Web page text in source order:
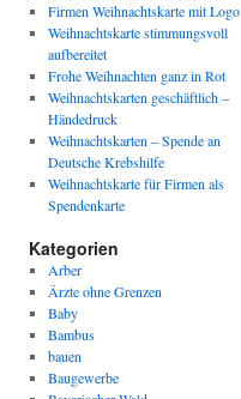
Firmen Weihnachtskarte mit Logo
Weihnachtskarte stimmungsvoll
aufbereitet
Frohe Weihnachten ganz in Rot
Weihnachtskarten geschäftlich –
Händedruck
Weihnachtskarten – Spende an
Deutsche Krebshilfe
Weihnachtskarte für Firmen als
Spendenkarte
Kategorien
Arber
Ärzte ohne Grenzen
Baby
Bambus
bauen
Baugewerbe